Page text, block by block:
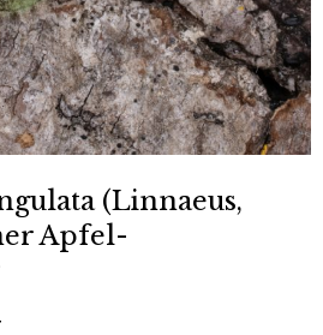
(Linnaeus,
Apfel-